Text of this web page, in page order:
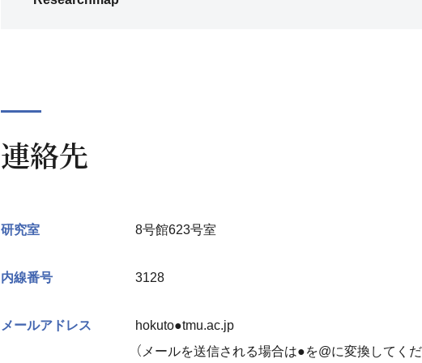
連絡先
研究室 8号館623号室
内線番号 3128
メールアドレス
hokuto●tmu.ac.jp
（メールを送信される場合は●を@に変換してくだ